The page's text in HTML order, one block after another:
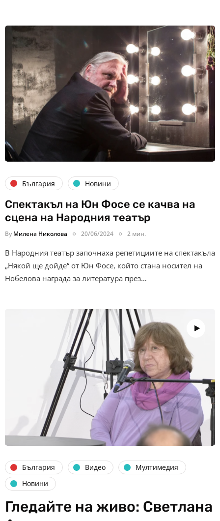
България Новини
Спектакъл на Юн Фосе се качва на
сцена на Народния театър
By Милена Николова 20/06/2024 2 мин.
В Народния театър започнаха репетициите на спектакъла
„Някой ще дойде“ от Юн Фосе, който стана носител на
Нобелова награда за литература през…
България Видео
Мултимедия
Новини
Гледайте на живо: Светлана